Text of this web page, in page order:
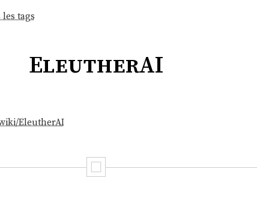
tags
EleutherAI
EleutherAI